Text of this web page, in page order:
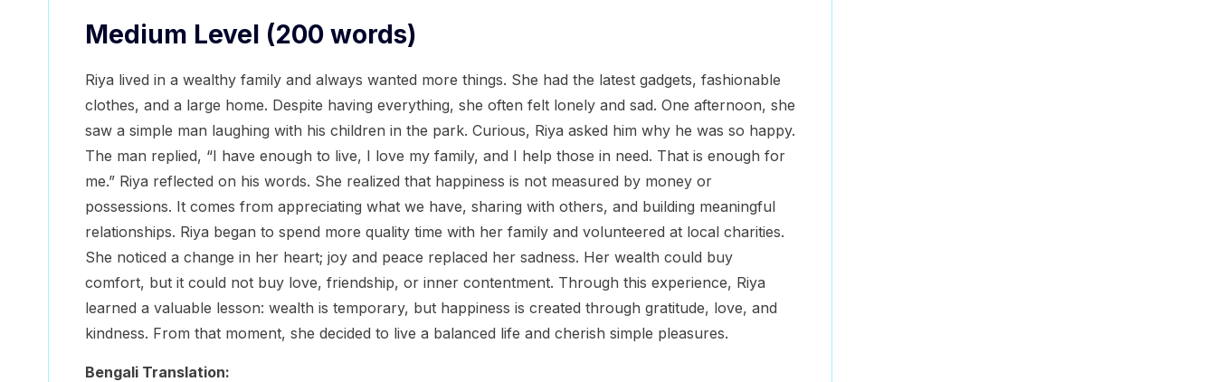
Medium Level (200 words)
Riya lived in a wealthy family and always wanted more things. She had the latest gadgets, fashionable
clothes, and a large home. Despite having everything, she often felt lonely and sad. One afternoon, she
saw a simple man laughing with his children in the park. Curious, Riya asked him why he was so happy.
The man replied, “I have enough to live, I love my family, and I help those in need. That is enough for
me.” Riya reflected on his words. She realized that happiness is not measured by money or
possessions. It comes from appreciating what we have, sharing with others, and building meaningful
relationships. Riya began to spend more quality time with her family and volunteered at local charities.
She noticed a change in her heart; joy and peace replaced her sadness. Her wealth could buy
comfort, but it could not buy love, friendship, or inner contentment. Through this experience, Riya
learned a valuable lesson: wealth is temporary, but happiness is created through gratitude, love, and
kindness. From that moment, she decided to live a balanced life and cherish simple pleasures.
Bengali Translation: